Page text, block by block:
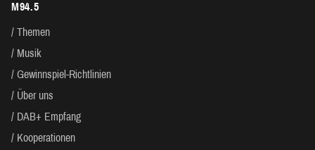
M94.5
Themen
Musik
Gewinnspiel-Richtlinien
Über uns
DAB+ Empfang
Kooperationen